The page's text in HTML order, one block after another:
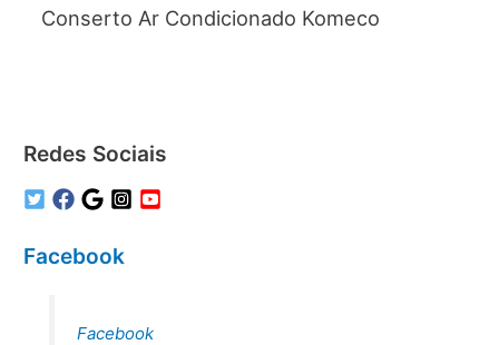
Conserto Ar Condicionado Komeco
Redes Sociais
Facebook
Facebook